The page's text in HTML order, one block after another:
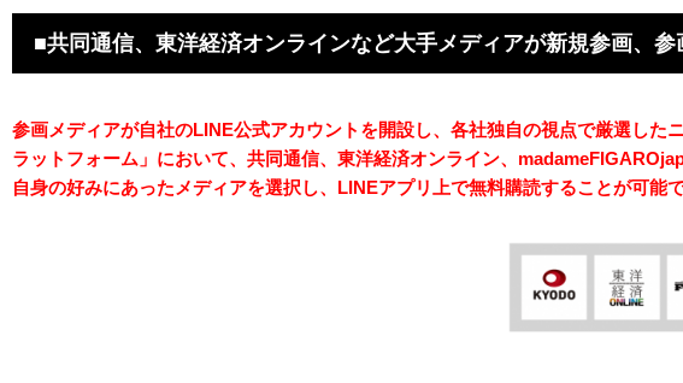
■共同通信、東洋経済オンラインなど大手メディアが新規参画、
参画メディアが自社のLINE公式アカウントを開設し、各社独自の視点で厳選し
ラットフォーム」において、共同通信、東洋経済オンライン、
自身の好みにあったメディアを選択し、LINEアプリ上で無料購読することが可能で